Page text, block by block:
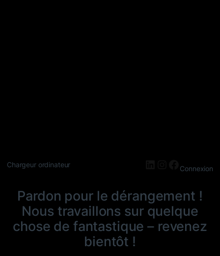
Chargeur ordinateur LinkedIn
Instagram
Connexion
Pardon pour le dérangement !
Nous travaillons sur quelque
chose de fantastique – revenez
bientôt !